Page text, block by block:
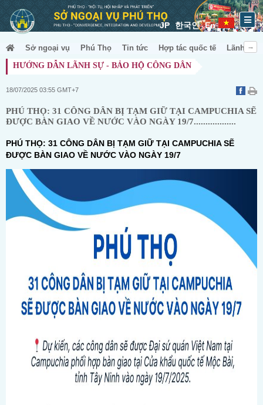
JP 한국인 En
Sở ngoại vụ Phú Thọ Tin tức Hợp tác quốc tế
Lãnh sự
HƯỚNG DẪN LÃNH SỰ - BẢO HỘ CÔNG DÂN
18/07/2025 03:55 GMT+7
PHÚ THỌ: 31 CÔNG DÂN BỊ TẠM GIỮ TẠI CAMPUCHIA SẼ
ĐƯỢC BÀN GIAO VỀ NƯỚC VÀO NGÀY 19/7..................
PHÚ THỌ: 31 CÔNG DÂN BỊ TẠM GIỮ TẠI CAMPUCHIA SẼ
ĐƯỢC BÀN GIAO VỀ NƯỚC VÀO NGÀY 19/7